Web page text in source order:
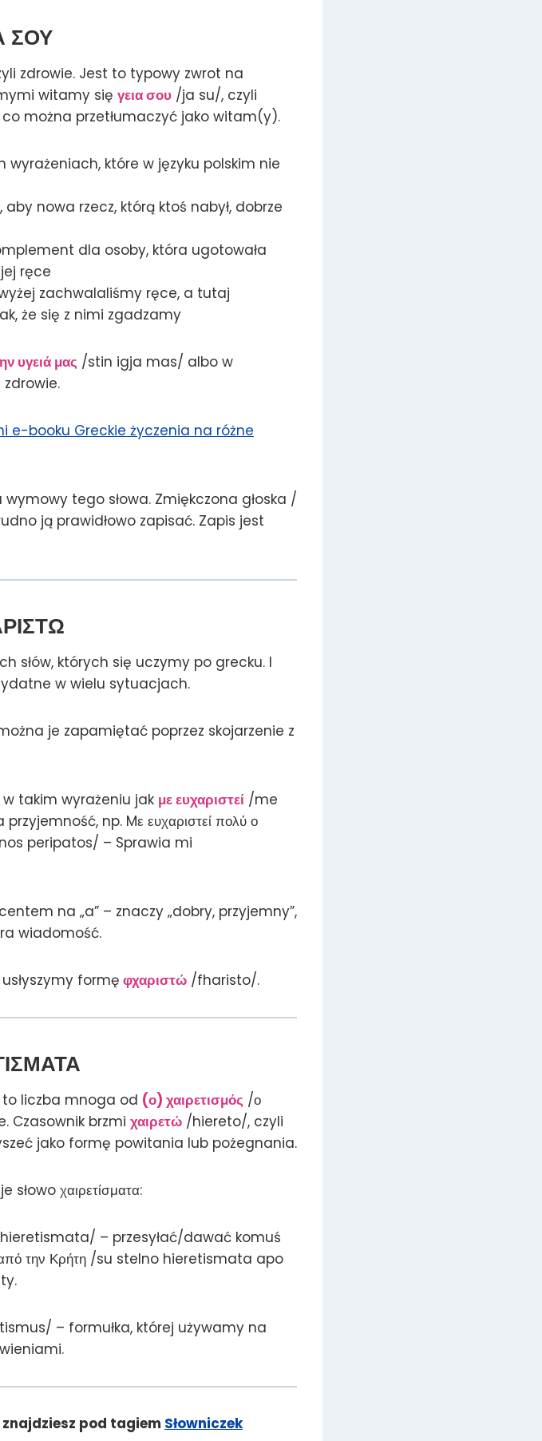
ΣΟΥ
zdrowie. Jest to typowy zwrot na
witamy się γεια σου /ja su/, czyli
można przetłumaczyć jako witam(y).
wyrażeniach, które w języku polskim nie
nowa rzecz, którą ktoś nabył, dobrze
dla osoby, która ugotowała
ręce
zachwalaliśmy ręce, a tutaj
że się z nimi zgadzamy
υγειά μας /stin igja mas/ albo w
e-booku Greckie życzenia na różne
tego słowa. Zmiękczona głoska /
ją prawidłowo zapisać. Zapis jest
słów, których się uczymy po grecku. I
w wielu sytuacjach.
je zapamiętać poprzez skojarzenie z
takim wyrażeniu jak με ευχαριστεί /me
np. Mε ευχαριστεί πολύ ο
peripatos/ – Sprawia mi
na „a” – znaczy „dobry, przyjemny”,
wiadomość.
formę φχαριστώ /fharisto/.
liczba mnoga od (ο) χαιρετισμός /ο
Czasownik brzmi χαιρετώ /hiereto/, czyli
jako formę powitania lub pożegnania.
χαιρετίσματα:
– przesyłać/dawać komuś
από την Κρήτη /su stelno hieretismata apo
– formułka, której używamy na
pod tagiem Słowniczek